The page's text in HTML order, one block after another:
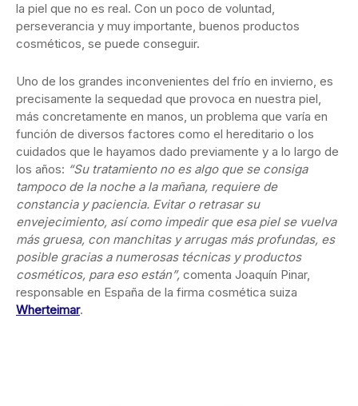
la piel que no es real. Con un poco de voluntad,
perseverancia y muy importante, buenos productos
cosméticos, se puede conseguir.
Uno de los grandes inconvenientes del frío en invierno, es
precisamente la sequedad que provoca en nuestra piel,
más concretamente en manos, un problema que varía en
función de diversos factores como el hereditario o los
cuidados que le hayamos dado previamente y a lo largo de
los años: “Su tratamiento no es algo que se consiga
tampoco de la noche a la mañana, requiere de
constancia y paciencia. Evitar o retrasar su
envejecimiento, así como impedir que esa piel se vuelva
más gruesa, con manchitas y arrugas más profundas, es
posible gracias a numerosas técnicas y productos
cosméticos, para eso están”, comenta Joaquín Pinar,
responsable en España de la firma cosmética suiza
Wherteimar.